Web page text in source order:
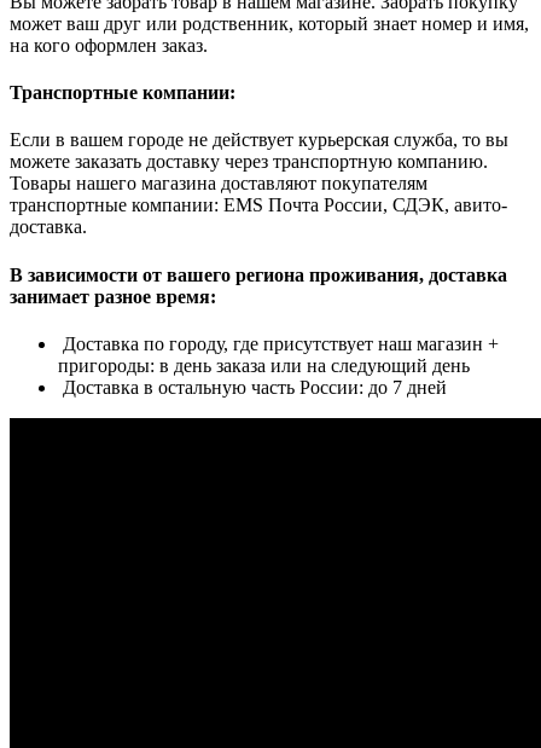
может ваш друг или родственник, который знает номер и имя,
на кого оформлен заказ.
Транспортные компании:
Если в вашем городе не действует курьерская служба, то вы
можете заказать доставку через транспортную компанию.
Товары нашего магазина доставляют покупателям
транспортные компании: EMS Почта России, СДЭК, авито-
доставка.
В зависимости от вашего региона проживания, доставка
занимает разное время:
Доставка по городу, где присутствует наш магазин +
пригороды: в день заказа или на следующий день
Доставка в остальную часть России: до 7 дней